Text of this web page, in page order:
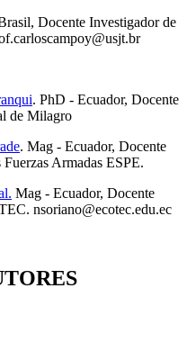
Docente Investigador de
. PhD - Ecuador, Docente
de Milagro
. Mag - Ecuador, Docente
Armadas ESPE.
Mag - Ecuador, Docente
nsoriano@ecotec.edu.ec